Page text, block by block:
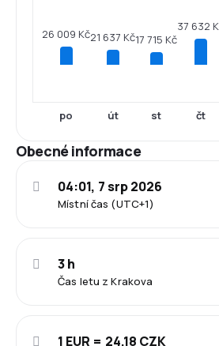
26 009 Kč
po
21 637 Kč
út
17 715 Kč
st
37 632
čt
Obecné informace
Místní čas (UTC+1)
04:01, 7 srp 2026
Čas letu z Krakova
3 h
1 EUR = 24.18 CZK